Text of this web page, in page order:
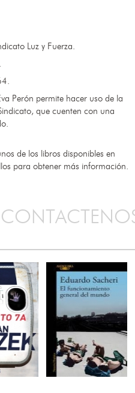
Luz y Fuerza.
Perón permite hacer uso de la
que cuenten con una
de los libros disponibles en
para obtener más información.